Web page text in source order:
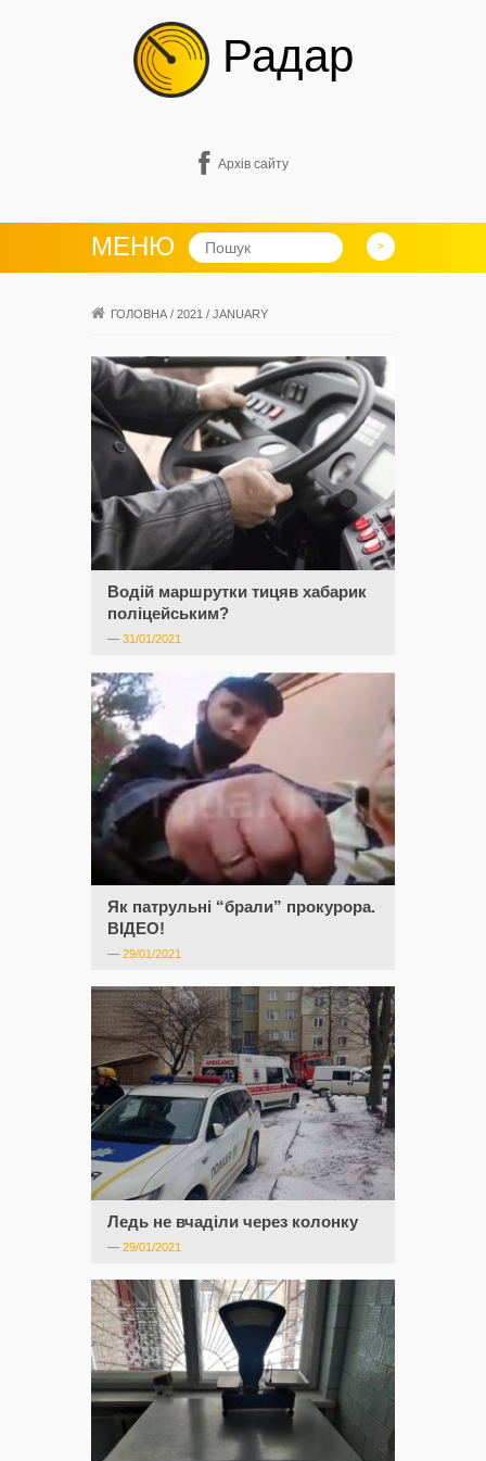
Радар
Архів сайту
МЕНЮ
ГОЛОВНА / 2021 / JANUARY
Водій маршрутки тицяв хабарик
поліцейським?
— 31/01/2021
Як патрульні “брали” прокурора.
ВІДЕО!
— 29/01/2021
Ледь не вчаділи через колонку
— 29/01/2021